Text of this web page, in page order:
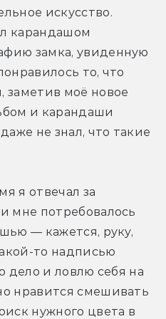
искусство.
карандашом
замка, увиденную
то, что
заметив моё новое
и карандаши
не знал, что такие
я отвечал за
мне потребовалось
— кажется, руку,
то надписью
дело и ловлю себя на
нравится смешивать
нужного цвета в